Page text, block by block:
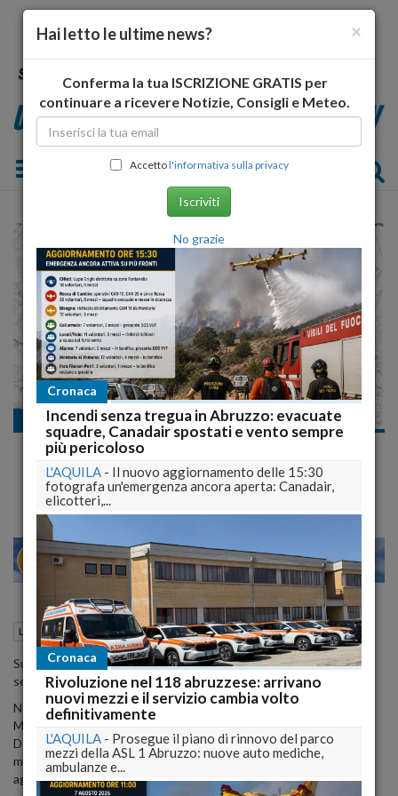
Toggle navigation
La ricostruzione
ZFU L'Aquila, sul sito del comune tutte le note e la
cartina
MILANO 23 28
La ricostruzione L'Aquila (AQ) 19 Dicembre 2012 16:28
Sul sito internet del Comune dell'Aquila è stata attivata una
sezione riguardante la Zona Franca Urbana.
Nella pagina web è riportato un link alla sezione del portale del
Ministero per lo Sviluppo Economico, in cui sono contenuti il
Decreto del Ministro dello scorso giugno sulla Zfu dell'Aquila, il
modello per la presentazione della domanda per accedere alle
agevolazioni della Zona Franca e la circolare esplicativa.
×
Hai letto le ultime news?
Conferma la tua ISCRIZIONE GRATIS per
continuare a ricevere Notizie, Consigli e Meteo.
Accettol'informativa sulla privacy
Iscriviti
No grazie
Cronaca
Incendi senza tregua in Abruzzo: evacuate
squadre, Canadair spostati e vento sempre
più pericoloso
L'AQUILA - Il nuovo aggiornamento delle 15:30
fotografa un'emergenza ancora aperta: Canadair,
elicotteri,...
Cronaca
Rivoluzione nel 118 abruzzese: arrivano
nuovi mezzi e il servizio cambia volto
definitivamente
L'AQUILA - Prosegue il piano di rinnovo del parco
mezzi della ASL 1 Abruzzo: nuove auto mediche,
ambulanze e...